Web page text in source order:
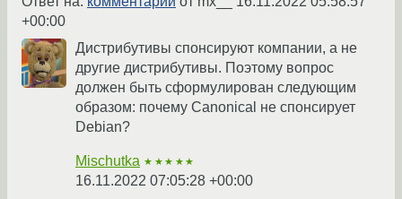
+00:00
Дистрибутивы спонсируют компании, а не
другие дистрибутивы. Поэтому вопрос
должен быть сформулирован следующим
образом: почему Canonical не спонсирует
Debian?
Mischutka ★★★★★
16.11.2022 07:05:28 +00:00